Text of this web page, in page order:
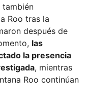
también
Roo tras la
después de
las
la presencia
, mientras
Roo continúan